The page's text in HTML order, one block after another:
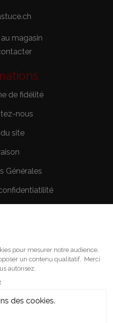
magasin
de fidélité
nous
site
Générales
personnelles